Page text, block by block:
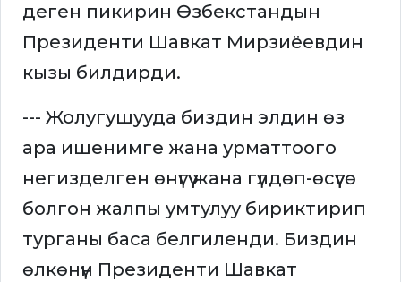
деген пикирин Өзбекстандын
Президенти Шавкат Мирзиёевдин
кызы билдирди.
--- Жолугушууда биздин элдин өз
ара ишенимге жана урматтоого
негизделген өнүгүү жана гүлдөп-өсүүгө
болгон жалпы умтулуу бириктирип
турганы баса белгиленди. Биздин
өлкөнүн Президенти Шавкат